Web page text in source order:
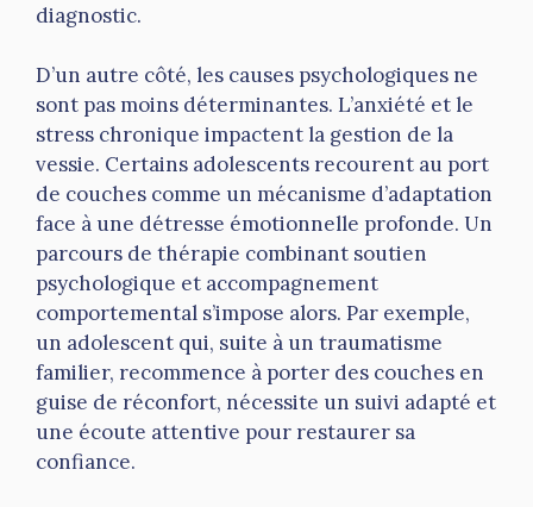
diagnostic.
D’un autre côté, les causes psychologiques ne
sont pas moins déterminantes. L’anxiété et le
stress chronique impactent la gestion de la
vessie. Certains adolescents recourent au port
de couches comme un mécanisme d’adaptation
face à une détresse émotionnelle profonde. Un
parcours de thérapie combinant soutien
psychologique et accompagnement
comportemental s’impose alors. Par exemple,
un adolescent qui, suite à un traumatisme
familier, recommence à porter des couches en
guise de réconfort, nécessite un suivi adapté et
une écoute attentive pour restaurer sa
confiance.